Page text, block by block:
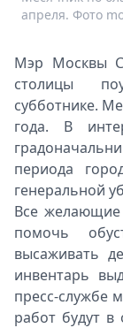
2026
апреля. Фото
Мэр Москвы
столицы
субботнике.
года. В
периода
генеральной
Все желающие
помочь
высаживать
инвентарь
пресс-службе
работ будут в